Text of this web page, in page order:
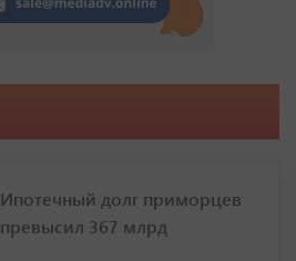
Ипотечный долг приморцев
превысил 367 млрд